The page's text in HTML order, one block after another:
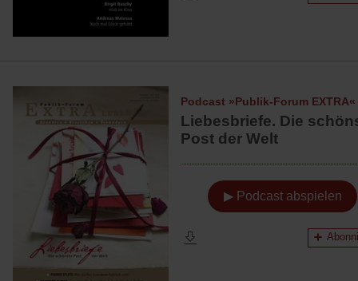
Podcast »Publik-Forum EXTRA«
Liebesbriefe. Die
Post der Welt
▶ Podcast abspielen